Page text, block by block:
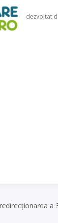
dezvoltat
a